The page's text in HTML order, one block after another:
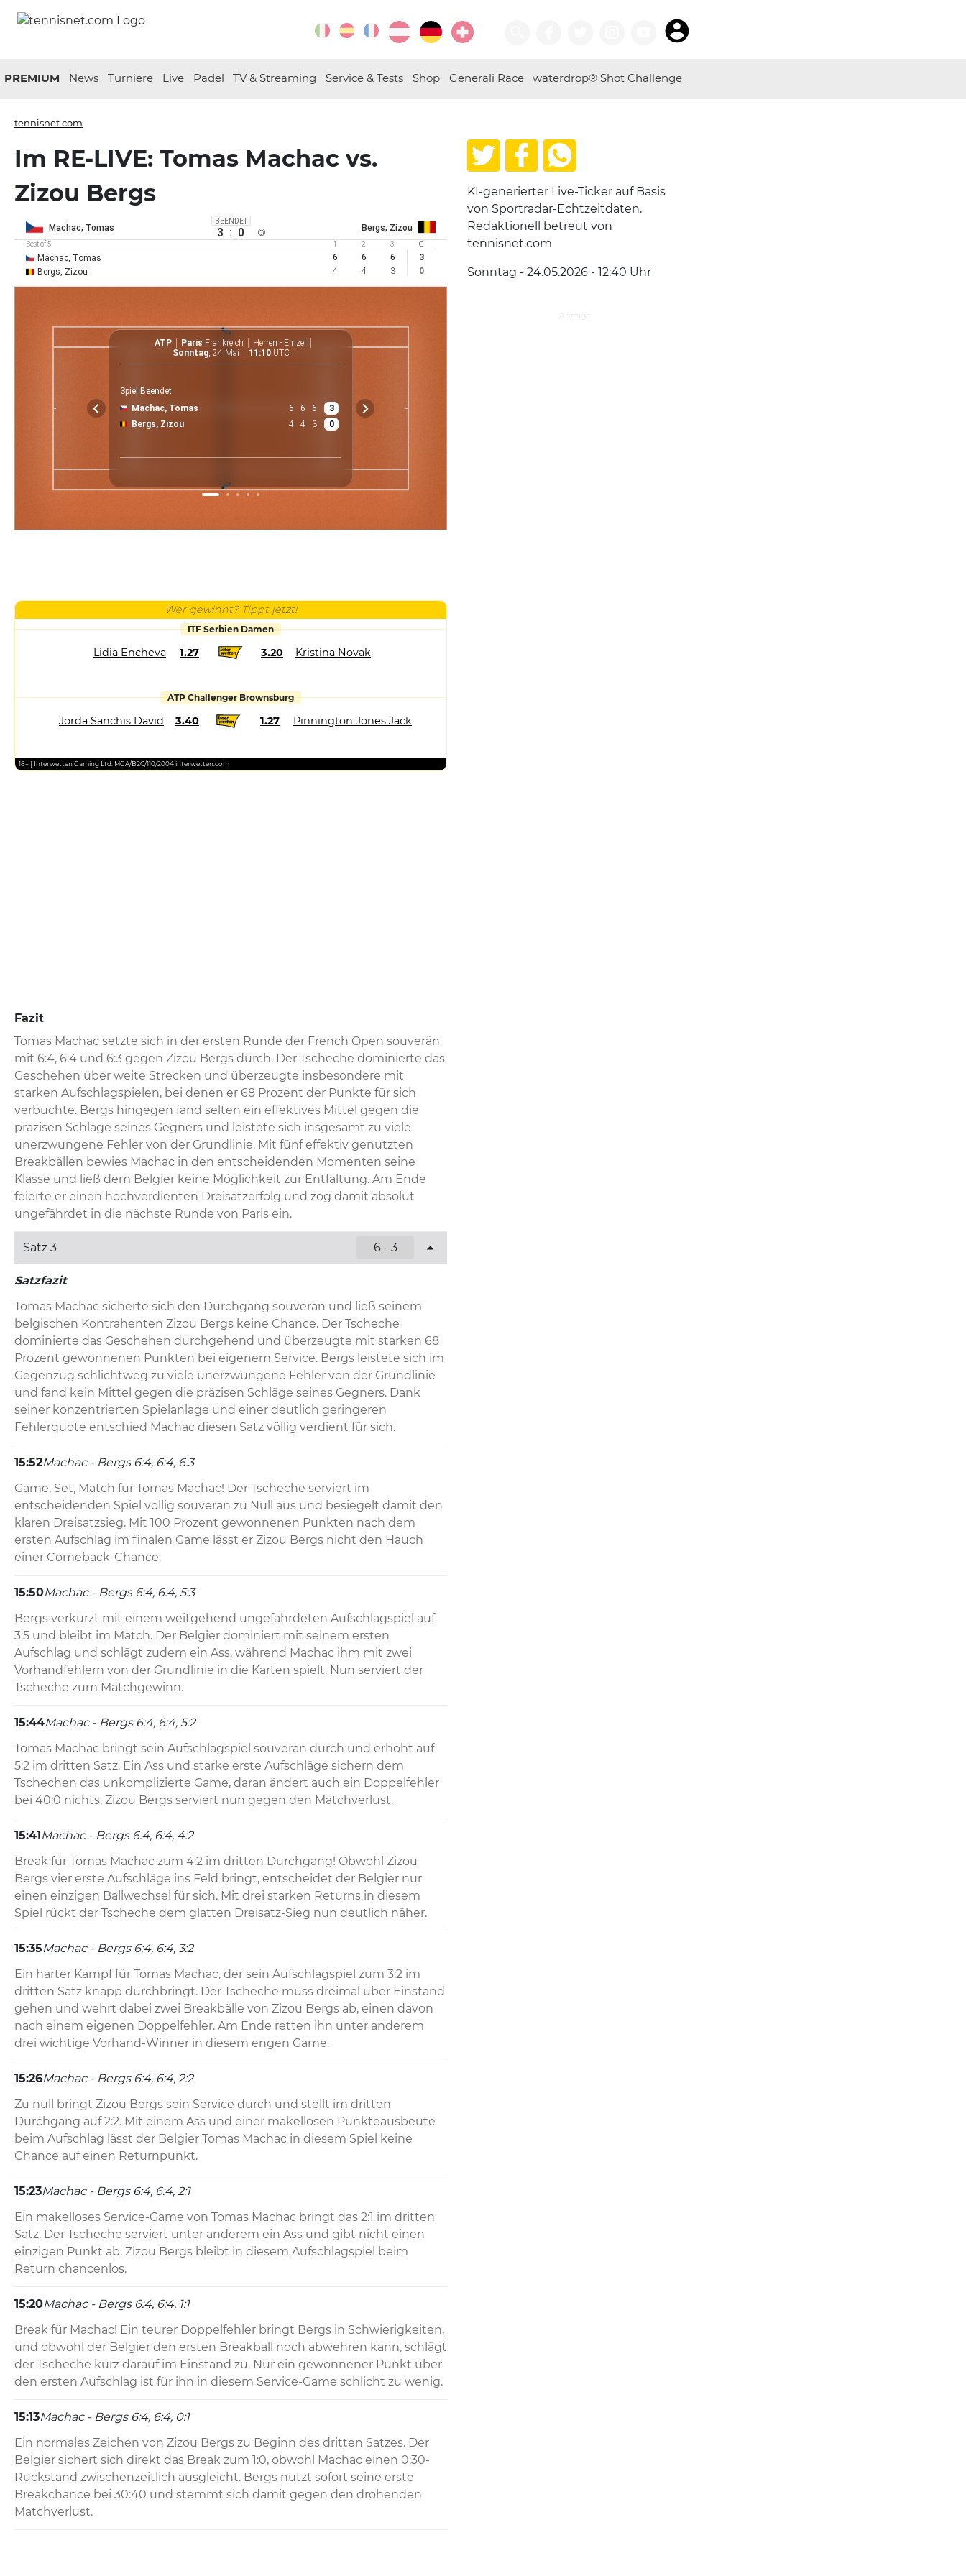
PREMIUM News Turniere Live Padel TV & Streaming Service & Tests Shop Generali Race waterdrop® Shot Challenge
tennisnet.com
Im RE-LIVE: Tomas Machac vs.
Zizou Bergs
Machac, Tomas
BEENDET
3 : 0 Bergs, Zizou
Best of 5 1 2 3 G
Machac, Tomas 6 6 6
3
Bergs, Zizou
4 4 3 0
ATP Paris Frankreich
Herren - Einzel
Sonntag, 24 Mai 11:10 UTC
Spiel Beendet
Machac, Tomas
6 6 6
3
Bergs, Zizou
4 4 3 0
€ 28 900 000
Wer gewinnt? Tippt jetzt!
ITF Serbien Damen
Lidia Encheva 1.27 3.20 Kristina Novak
ATP Challenger Brownsburg
Jorda Sanchis David 3.40 1.27 Pinnington Jones Jack
18+ | Interwetten Gaming Ltd. MGA/B2C/110/2004 interwetten.com
Fazit
Tomas Machac setzte sich in der ersten Runde der French Open souverän
mit 6:4, 6:4 und 6:3 gegen Zizou Bergs durch. Der Tscheche dominierte das
Geschehen über weite Strecken und überzeugte insbesondere mit
starken Aufschlagspielen, bei denen er 68 Prozent der Punkte für sich
verbuchte. Bergs hingegen fand selten ein effektives Mittel gegen die
präzisen Schläge seines Gegners und leistete sich insgesamt zu viele
unerzwungene Fehler von der Grundlinie. Mit fünf effektiv genutzten
Breakbällen bewies Machac in den entscheidenden Momenten seine
Klasse und ließ dem Belgier keine Möglichkeit zur Entfaltung. Am Ende
feierte er einen hochverdienten Dreisatzerfolg und zog damit absolut
ungefährdet in die nächste Runde von Paris ein.
Satz 3 6 - 3
Satzfazit
Tomas Machac sicherte sich den Durchgang souverän und ließ seinem
belgischen Kontrahenten Zizou Bergs keine Chance. Der Tscheche
dominierte das Geschehen durchgehend und überzeugte mit starken 68
Prozent gewonnenen Punkten bei eigenem Service. Bergs leistete sich im
Gegenzug schlichtweg zu viele unerzwungene Fehler von der Grundlinie
und fand kein Mittel gegen die präzisen Schläge seines Gegners. Dank
seiner konzentrierten Spielanlage und einer deutlich geringeren
Fehlerquote entschied Machac diesen Satz völlig verdient für sich.
15:52Machac - Bergs 6:4, 6:4, 6:3
Game, Set, Match für Tomas Machac! Der Tscheche serviert im
entscheidenden Spiel völlig souverän zu Null aus und besiegelt damit den
klaren Dreisatzsieg. Mit 100 Prozent gewonnenen Punkten nach dem
ersten Aufschlag im finalen Game lässt er Zizou Bergs nicht den Hauch
einer Comeback-Chance.
15:50Machac - Bergs 6:4, 6:4, 5:3
Bergs verkürzt mit einem weitgehend ungefährdeten Aufschlagspiel auf
3:5 und bleibt im Match. Der Belgier dominiert mit seinem ersten
Aufschlag und schlägt zudem ein Ass, während Machac ihm mit zwei
Vorhandfehlern von der Grundlinie in die Karten spielt. Nun serviert der
Tscheche zum Matchgewinn.
15:44Machac - Bergs 6:4, 6:4, 5:2
Tomas Machac bringt sein Aufschlagspiel souverän durch und erhöht auf
5:2 im dritten Satz. Ein Ass und starke erste Aufschläge sichern dem
Tschechen das unkomplizierte Game, daran ändert auch ein Doppelfehler
bei 40:0 nichts. Zizou Bergs serviert nun gegen den Matchverlust.
15:41 Machac - Bergs 6:4, 6:4, 4:2
Break für Tomas Machac zum 4:2 im dritten Durchgang! Obwohl Zizou
Bergs vier erste Aufschläge ins Feld bringt, entscheidet der Belgier nur
einen einzigen Ballwechsel für sich. Mit drei starken Returns in diesem
Spiel rückt der Tscheche dem glatten Dreisatz-Sieg nun deutlich näher.
15:35Machac - Bergs 6:4, 6:4, 3:2
Ein harter Kampf für Tomas Machac, der sein Aufschlagspiel zum 3:2 im
dritten Satz knapp durchbringt. Der Tscheche muss dreimal über Einstand
gehen und wehrt dabei zwei Breakbälle von Zizou Bergs ab, einen davon
nach einem eigenen Doppelfehler. Am Ende retten ihn unter anderem
drei wichtige Vorhand-Winner in diesem engen Game.
15:26Machac - Bergs 6:4, 6:4, 2:2
Zu null bringt Zizou Bergs sein Service durch und stellt im dritten
Durchgang auf 2:2. Mit einem Ass und einer makellosen Punkteausbeute
beim Aufschlag lässt der Belgier Tomas Machac in diesem Spiel keine
Chance auf einen Returnpunkt.
15:23Machac - Bergs 6:4, 6:4, 2:1
Ein makelloses Service-Game von Tomas Machac bringt das 2:1 im dritten
Satz. Der Tscheche serviert unter anderem ein Ass und gibt nicht einen
einzigen Punkt ab. Zizou Bergs bleibt in diesem Aufschlagspiel beim
Return chancenlos.
15:20Machac - Bergs 6:4, 6:4, 1:1
Break für Machac! Ein teurer Doppelfehler bringt Bergs in Schwierigkeiten,
und obwohl der Belgier den ersten Breakball noch abwehren kann, schlägt
der Tscheche kurz darauf im Einstand zu. Nur ein gewonnener Punkt über
den ersten Aufschlag ist für ihn in diesem Service-Game schlicht zu wenig.
15:13Machac - Bergs 6:4, 6:4, 0:1
Ein normales Zeichen von Zizou Bergs zu Beginn des dritten Satzes. Der
Belgier sichert sich direkt das Break zum 1:0, obwohl Machac einen 0:30-
Rückstand zwischenzeitlich ausgleicht. Bergs nutzt sofort seine erste
Breakchance bei 30:40 und stemmt sich damit gegen den drohenden
Matchverlust.
KI-generierter Live-Ticker auf Basis
von Sportradar-Echtzeitdaten.
Redaktionell betreut von
tennisnet.com
Sonntag - 24.05.2026 - 12:40 Uhr